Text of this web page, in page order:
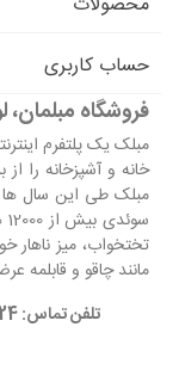
حساب کاربری
فروشگاه مبلمان،
مبلک یک پلتفرم
خانه و آشپزخانه را
مبلک طی این سال
تختخواب، میز ناهار
مانند چاقو و قابلمه
تلفن تماس: 07633468724 - از شنبه تا پنج شنبه 9 تا 20